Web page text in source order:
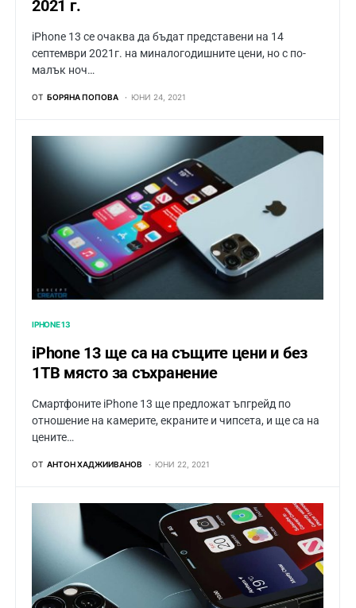
2021 г.
iPhone 13 се очаква да бъдат представени на 14
септември 2021г. на миналогодишните цени, но с по-
малък ноч…
ОТ БОРЯНА ПОПОВА ЮНИ 24, 2021
IPHONE 13
iPhone 13 ще са на същите цени и без
1TB място за съхранение
Смартфоните iPhone 13 ще предложат ъпгрейд по
отношение на камерите, екраните и чипсета, и ще са на
цените…
ОТ АНТОН ХАДЖИИВАНОВ ЮНИ 22, 2021